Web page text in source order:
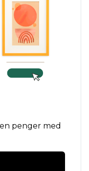
penger med